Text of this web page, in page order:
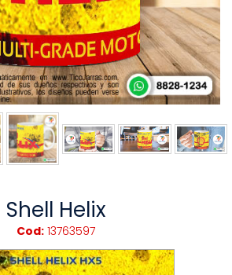
Shell Helix
Cod: 13763597